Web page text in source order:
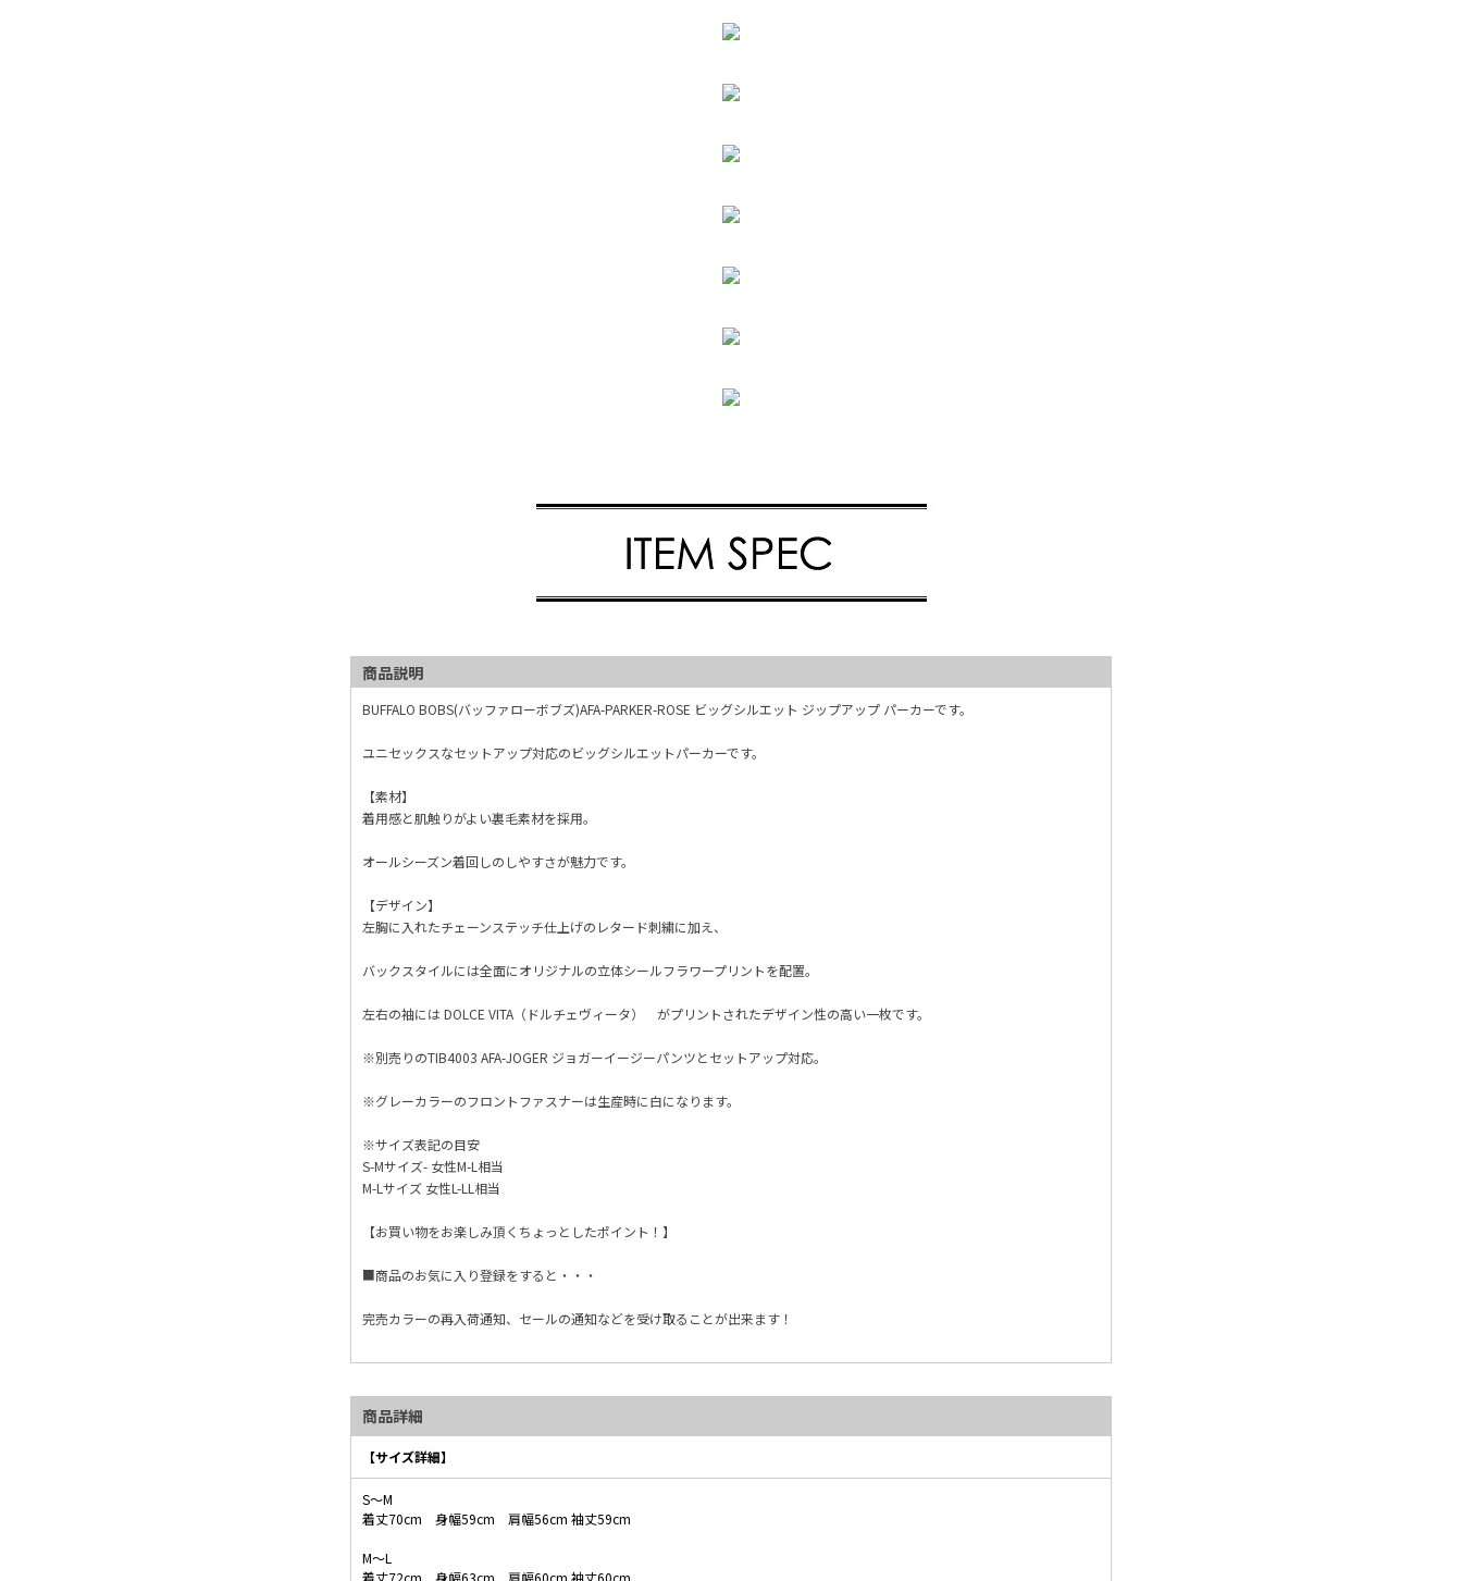
商品説明
BUFFALO BOBS(バッファローボブズ)AFA-PARKER-ROSE ビッグシルエット ジップアップ パーカーです。
ユニセックスなセットアップ対応のビッグシルエットパーカーです。
【素材】
着用感と肌触りがよい裏毛素材を採用。
オールシーズン着回しのしやすさが魅力です。
【デザイン】
左胸に入れたチェーンステッチ仕上げのレタード刺繍に加え、
バックスタイルには全面にオリジナルの立体シールフラワープリントを配置。
左右の袖には DOLCE VITA（ドルチェヴィータ） がプリントされたデザイン性の高い一枚です。
※別売りのTIB4003 AFA-JOGER ジョガーイージーパンツとセットアップ対応。
※グレーカラーのフロントファスナーは生産時に白になります。
※サイズ表記の目安
S-Mサイズ- 女性M-L相当
M-Lサイズ 女性L-LL相当
【お買い物をお楽しみ頂くちょっとしたポイント！】
■商品のお気に入り登録をすると・・・
完売カラーの再入荷通知、セールの通知などを受け取ることが出来ます！
商品詳細
【サイズ詳細】
S～M
着丈70cm 身幅59cm 肩幅56cm 袖丈59cm
M～L
着丈72cm 身幅63cm 肩幅60cm 袖丈60cm